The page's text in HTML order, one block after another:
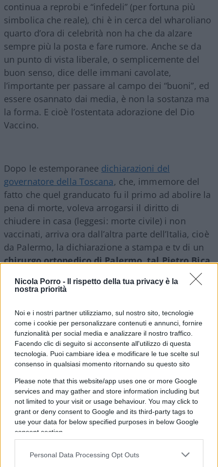
Nicola Porro -
Il rispetto della tua privacy è la
nostra priorità
Noi e i nostri partner utilizziamo, sul nostro sito, tecnologie
come i cookie per personalizzare contenuti e annunci, fornire
funzionalità per social media e analizzare il nostro traffico.
Facendo clic di seguito si acconsente all'utilizzo di questa
tecnologia. Puoi cambiare idea e modificare le tue scelte sul
consenso in qualsiasi momento ritornando su questo sito
Please note that this website/app uses one or more Google
services and may gather and store information including but
not limited to your visit or usage behaviour. You may click to
grant or deny consent to Google and its third-party tags to
use your data for below specified purposes in below Google
consent section.
Personal Data Processing Opt Outs
continua a reprobi e “infedeli” (per fortuna più
simbolica che reale), chi è in cerca del wharoliano
quarto d’ora di celebrità non ha che da alzare
sempre più la posta e fare rumore. Anche se da
un punto di vista liberale, o semplicemente del
buon senso, dice delle immani cavolate,
l’importante per passare al campo dei “buoni”, ed
essere osannato dai media, è non la sostanza ma
la forma. E cioè l’ostentata adorazione del Dio
Vaccino.
Dopo le estemporanee dichiarazioni del
governatore della Toscana, che, immemore del
fatto che quel granducato fu il primo ad abolire la
pena di morte, voleva arrogarsi il diritto di
chiudere in casa (leggesi: morte civile) i non
vaccinati, arriva ora dall’altra parte dell’Italia, cioè
da Palermo, la dichiarazione a stampa e tv di un
chirurgo ortopedico di Palermo, tal Pietro Bica,
che ha fatto sapere che dal primo settembrenon
accetterà più e curerà i pazienti senza il green
messa in atto, a mio avviso, sarebbe perseguibile
penalmente, oltre ad essere esecrabile
moralmente e contraria a quella deontologia
professionale su cui si è costruita la civiltà medica
occidentale. Ilgiuramento di Ippocrate, infatti,
impone al medico di curare chiunque ne abbia
bisogno o ne faccia richiesta, indipendentemente
da ogni considerazione di sesso, genere, etnia, o
anche solo morale (dal punto di vista della dignità
umana anche i delinquenti sono pari ai santi).
contravvenire a quel giuramento: dal loro punto di